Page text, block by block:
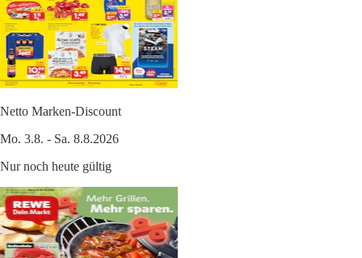
Netto Marken-Discount
Mo. 3.8. - Sa. 8.8.2026
Nur noch heute gültig